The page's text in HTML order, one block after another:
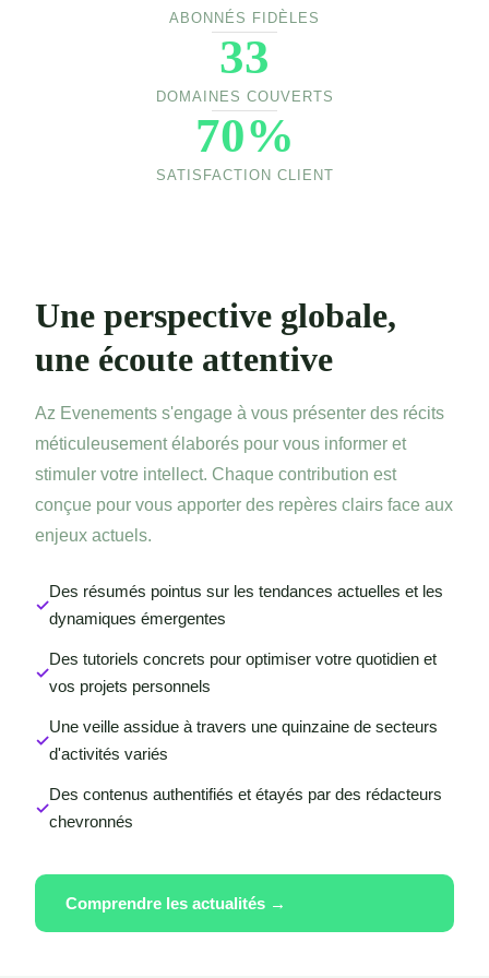
ABONNÉS FIDÈLES
33
DOMAINES COUVERTS
70%
SATISFACTION CLIENT
Une perspective globale,
une écoute attentive
Az Evenements s'engage à vous présenter des récits
méticuleusement élaborés pour vous informer et
stimuler votre intellect. Chaque contribution est
conçue pour vous apporter des repères clairs face aux
enjeux actuels.
Des résumés pointus sur les tendances actuelles et les
dynamiques émergentes
Des tutoriels concrets pour optimiser votre quotidien et
vos projets personnels
Une veille assidue à travers une quinzaine de secteurs
d'activités variés
Des contenus authentifiés et étayés par des rédacteurs
chevronnés
Comprendre les actualités →